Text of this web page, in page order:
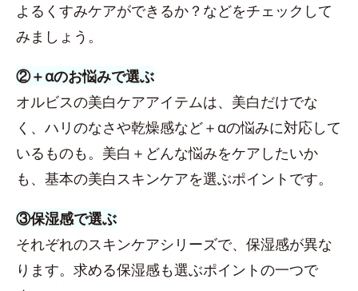
よるくすみケアができるか？などをチェックして
みましょう。
②＋αのお悩みで選ぶ
オルビスの美白ケアアイテムは、美白だけでな
く、ハリのなさや乾燥感など＋αの悩みに対応して
いるものも。美白＋どんな悩みをケアしたいか
も、基本の美白スキンケアを選ぶポイントです。
③保湿感で選ぶ
それぞれのスキンケアシリーズで、保湿感が異な
ります。求める保湿感も選ぶポイントの一つで